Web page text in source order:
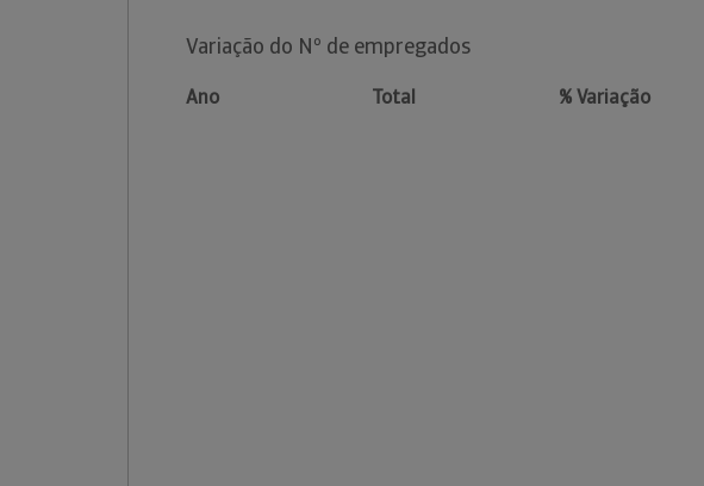
Variação do Nº de empregados
Ano Total % Variação